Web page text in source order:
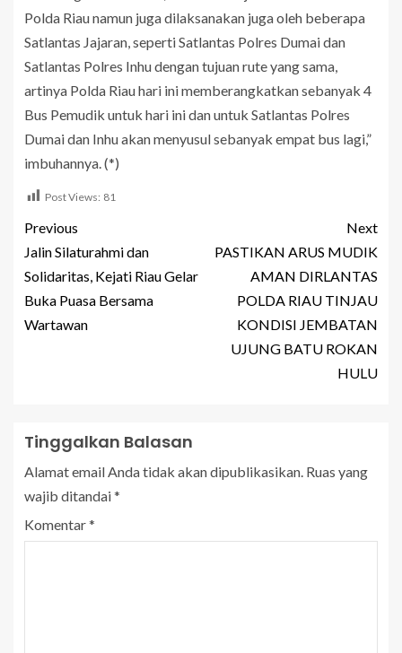
Polda Riau namun juga dilaksanakan juga oleh beberapa
Satlantas Jajaran, seperti Satlantas Polres Dumai dan
Satlantas Polres Inhu dengan tujuan rute yang sama,
artinya Polda Riau hari ini memberangkatkan sebanyak 4
Bus Pemudik untuk hari ini dan untuk Satlantas Polres
Dumai dan Inhu akan menyusul sebanyak empat bus lagi,”
imbuhannya. (*)
Post Views: 81
Previous
Jalin Silaturahmi dan
Solidaritas, Kejati Riau Gelar
Buka Puasa Bersama
Wartawan
Next
PASTIKAN ARUS MUDIK
AMAN DIRLANTAS
POLDA RIAU TINJAU
KONDISI JEMBATAN
UJUNG BATU ROKAN
HULU
Tinggalkan Balasan
Alamat email Anda tidak akan dipublikasikan. Ruas yang
wajib ditandai*
Komentar*